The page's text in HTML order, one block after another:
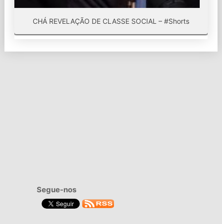
CHÁ REVELAÇÃO DE CLASSE SOCIAL – #Shorts
Segue-nos